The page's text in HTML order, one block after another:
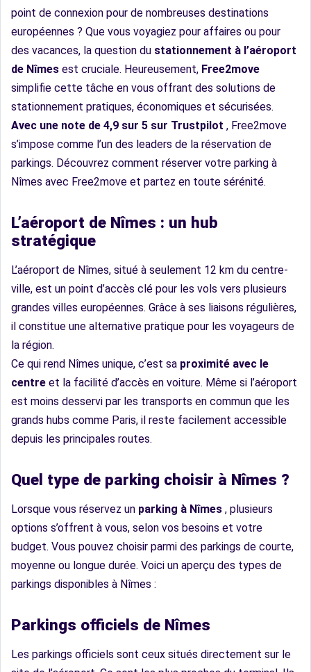
point de connexion pour de nombreuses destinations
européennes ? Que vous voyagiez pour affaires ou pour
des vacances, la question du stationnement à l’aéroport
de Nîmes est cruciale. Heureusement, Free2move
simplifie cette tâche en vous offrant des solutions de
stationnement pratiques, économiques et sécurisées.
Avec une note de 4,9 sur 5 sur Trustpilot , Free2move
s’impose comme l’un des leaders de la réservation de
parkings. Découvrez comment réserver votre parking à
Nîmes avec Free2move et partez en toute sérénité.
L’aéroport de Nîmes : un hub
stratégique
L’aéroport de Nîmes, situé à seulement 12 km du centre-
ville, est un point d’accès clé pour les vols vers plusieurs
grandes villes européennes. Grâce à ses liaisons régulières,
il constitue une alternative pratique pour les voyageurs de
la région.
Ce qui rend Nîmes unique, c’est sa proximité avec le
centre et la facilité d’accès en voiture. Même si l’aéroport
est moins desservi par les transports en commun que les
grands hubs comme Paris, il reste facilement accessible
depuis les principales routes.
Quel type de parking choisir à Nîmes ?
Lorsque vous réservez un parking à Nîmes , plusieurs
options s’offrent à vous, selon vos besoins et votre
budget. Vous pouvez choisir parmi des parkings de courte,
moyenne ou longue durée. Voici un aperçu des types de
parkings disponibles à Nîmes :
Parkings officiels de Nîmes
Les parkings officiels sont ceux situés directement sur le